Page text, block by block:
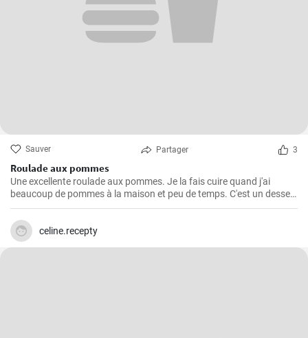
Sauver Partager 3
Roulade aux pommes
Une excellente roulade aux pommes. Je la fais cuire quand j'ai
beaucoup de pommes à la maison et peu de temps. C'est un dessert
rapide et facile qui plait toujours.
celine.recepty